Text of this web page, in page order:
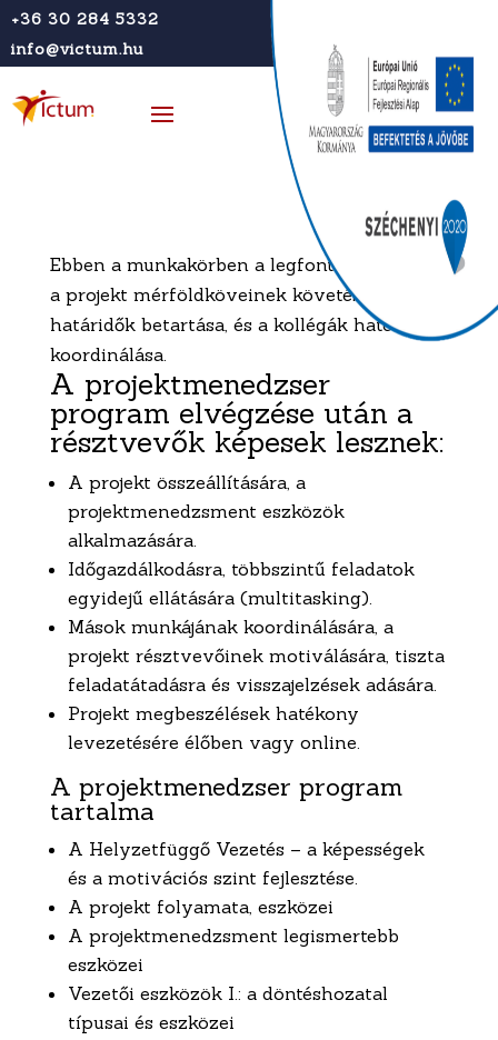
+36 30 284 5332
info@victum.hu
Ebben a munkakörben a legfontosabb kérdés
a projekt mérföldköveinek követése, a
határidők betartása, és a kollégák hatékony
koordinálása.
A projektmenedzser
program elvégzése után a
résztvevők képesek lesznek:
A projekt összeállítására, a
projektmenedzsment eszközök
alkalmazására.
Időgazdálkodásra, többszintű feladatok
egyidejű ellátására (multitasking).
Mások munkájának koordinálására, a
projekt résztvevőinek motiválására, tiszta
feladatátadásra és visszajelzések adására.
Projekt megbeszélések hatékony
levezetésére élőben vagy online.
A projektmenedzser program
tartalma
A Helyzetfüggő Vezetés – a képességek
és a motivációs szint fejlesztése.
A projekt folyamata, eszközei
A projektmenedzsment legismertebb
eszközei
Vezetői eszközök I.: a döntéshozatal
típusai és eszközei